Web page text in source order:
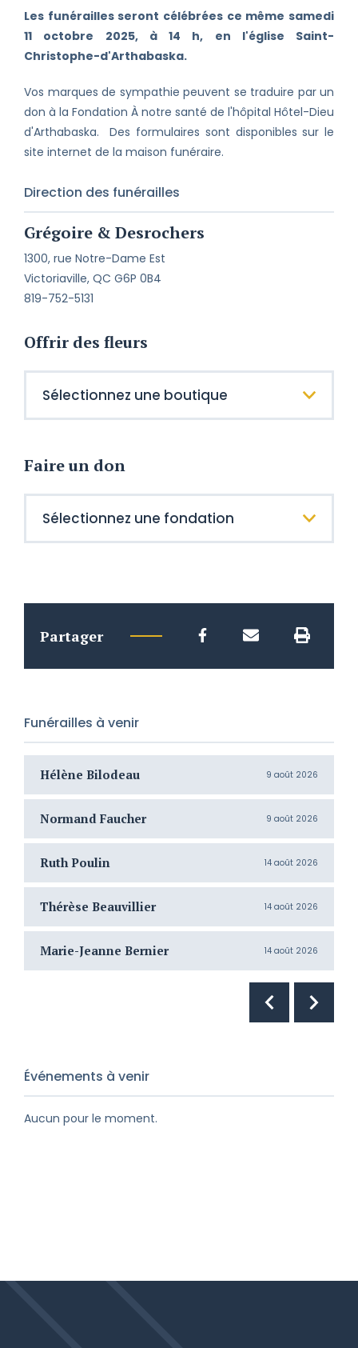
Les funérailles seront célébrées ce même samedi
11 octobre 2025, à 14 h, en l'église Saint-
Christophe-d'Arthabaska.
Vos marques de sympathie peuvent se traduire par un
don à la Fondation À notre santé de l'hôpital Hôtel-Dieu
d'Arthabaska. Des formulaires sont disponibles sur le
site internet de la maison funéraire.
Direction des funérailles
Grégoire & Desrochers
1300, rue Notre-Dame Est
Victoriaville, QC G6P 0B4
819-752-5131
Offrir des fleurs
Faire un don
Partager
Funérailles à venir
Hélène Bilodeau 9 août 2026
Normand Faucher 9 août 2026
Ruth Poulin 14 août 2026
Thérèse Beauvillier 14 août 2026
Marie-Jeanne Bernier 14 août 2026
Événements à venir
Aucun pour le moment.